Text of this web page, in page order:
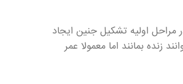
اولیه تشکیل جنین ایجاد
بمانند اما معمولا عمر